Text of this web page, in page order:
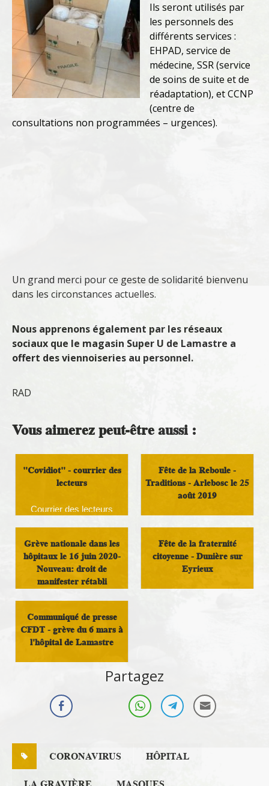
Ils seront utilisés par
les personnels des
différents services :
EHPAD, service de
médecine, SSR (service
de soins de suite et de
réadaptation), et CCNP
(centre de
consultations non programmées – urgences).
Un grand merci pour ce geste de solidarité bienvenu
dans les circonstances actuelles.
Nous apprenons également par les réseaux
sociaux que le magasin Super U de Lamastre a
offert des viennoiseries au personnel.
RAD
Vous aimerez peut-être aussi :
"Covidiot" - courrier des
lecteurs
Courrier des lecteurs
Fête de la Reboule -
Traditions - Arlebosc le 25
août 2019
Grève nationale dans les
hôpitaux le 16 juin 2020-
Nouveau: droit de
manifester rétabli
Fête de la fraternité
citoyenne - Dunière sur
Eyrieux
Communiqué de presse
CFDT - grève du 6 mars à
l'hôpital de Lamastre
Santé et solidaritéPartagez
CORONAVIRUS HÔPITAL